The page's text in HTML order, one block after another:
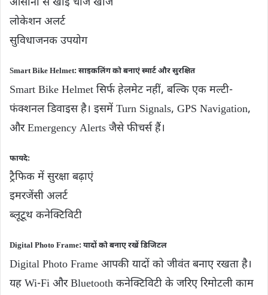
आसानी से खोई चीजें खोजें
लोकेशन अलर्ट
सुविधाजनक उपयोग
Smart Bike Helmet: साइकलिंग को बनाएं स्मार्ट और सुरक्षित
Smart Bike Helmet सिर्फ हेलमेट नहीं, बल्कि एक मल्टी-
फंक्शनल डिवाइस है। इसमें Turn Signals, GPS Navigation,
और Emergency Alerts जैसे फीचर्स हैं।
फायदे:
ट्रैफिक में सुरक्षा बढ़ाएं
इमरजेंसी अलर्ट
ब्लूटूथ कनेक्टिविटी
Digital Photo Frame: यादों को बनाए रखें डिजिटल
Digital Photo Frame आपकी यादों को जीवंत बनाए रखता है।
यह Wi-Fi और Bluetooth कनेक्टिविटी के जरिए रिमोटली काम